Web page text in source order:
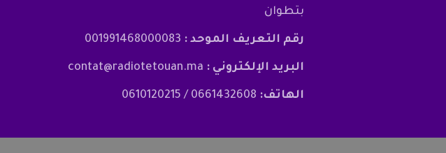
بتطوان
رقم التعريف الموحد : 001991468000083
البريد الإلكتروني : contat@radiotetouan.ma
الهاتف: 0661432608 / 0610120215